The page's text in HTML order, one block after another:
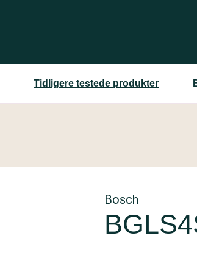
Tidligere testede produkter
Bosch